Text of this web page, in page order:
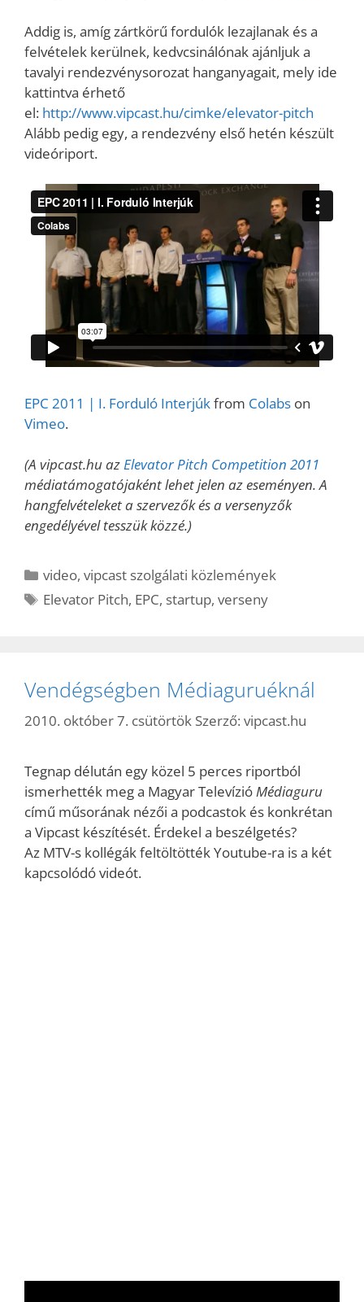
Addig is, amíg zártkörű fordulók lezajlanak és a
felvételek kerülnek, kedvcsinálónak ajánljuk a
tavalyi rendezvénysorozat hanganyagait, mely ide
kattintva érhető
el: http://www.vipcast.hu/cimke/elevator-pitch
Alább pedig egy, a rendezvény első hetén készült
videóriport.
EPC 2011 | I. Forduló Interjúkfrom Colabs on
Vimeo.
(A vipcast.hu azElevator Pitch Competition 2011
médiatámogatójaként lehet jelen az eseményen. A
hangfelvételeket a szervezők és a versenyzők
engedélyével tesszük közzé.)
Kategória
video,vipcast szolgálati közlemények
Címkék
Elevator Pitch, EPC, startup,verseny
Vendégségben Médiaguruéknál
2010. október 7. csütörtök Szerző: vipcast.hu
Tegnap délután egy közel 5 perces riportból
ismerhették meg a Magyar Televízió Médiaguru
című műsorának nézői a podcastok és konkrétan
a Vipcast készítését. Érdekel a beszélgetés?
Az MTV-s kollégák feltöltötték Youtube-ra is a két
kapcsolódó videót.